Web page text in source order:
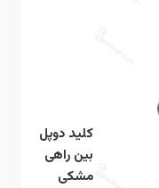
کلید دوپل
بین راهی
مشکی